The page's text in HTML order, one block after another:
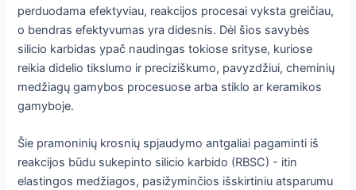
perduodama efektyviau, reakcijos procesai vyksta greičiau,
o bendras efektyvumas yra didesnis. Dėl šios savybės
silicio karbidas ypač naudingas tokiose srityse, kuriose
reikia didelio tikslumo ir preciziškumo, pavyzdžiui, cheminių
medžiagų gamybos procesuose arba stiklo ar keramikos
gamyboje.
Šie pramoninių krosnių spjaudymo antgaliai pagaminti iš
reakcijos būdu sukepinto silicio karbido (RBSC) - itin
elastingos medžiagos, pasižyminčios išskirtiniu atsparumu